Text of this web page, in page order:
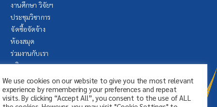
งานศึกษา วิจัยฯ
ประชุมวิชาการ
จัดซื้อจัดจ้าง
ห้องสมุด
ร่วมงานกับเรา
บริจาค
ระบบลา (SAP Fiori)
We use cookies on our website to give you the most relevant
experience by remembering your preferences and repeat
visits. By clicking “Accept All”, you consent to the use of ALL